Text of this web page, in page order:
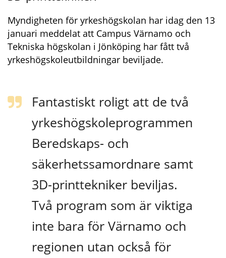
Myndigheten för yrkeshögskolan har idag den 13
januari meddelat att Campus Värnamo och
Tekniska högskolan i Jönköping har fått två
yrkeshögskoleutbildningar beviljade.
Fantastiskt roligt att de två
yrkeshögskoleprogrammen
Beredskaps- och
säkerhetssamordnare samt
3D-printtekniker beviljas.
Två program som är viktiga
inte bara för Värnamo och
regionen utan också för